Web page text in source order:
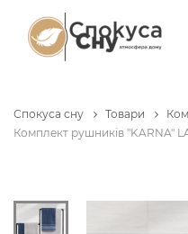
Спокуса сну Товари
Комплект рушників "KARNA"